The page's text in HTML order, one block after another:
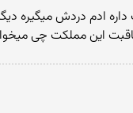
ادم دردش میگیره
این مملکت چی